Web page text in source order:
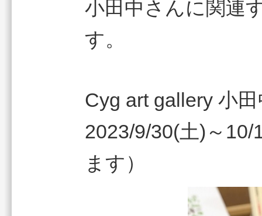
小田中さんに関連
す。
Cyg art gallery 小
2023/9/30(土)～
ます）